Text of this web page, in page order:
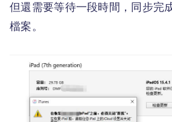
但還需要等待一段時間，同步完
檔案。